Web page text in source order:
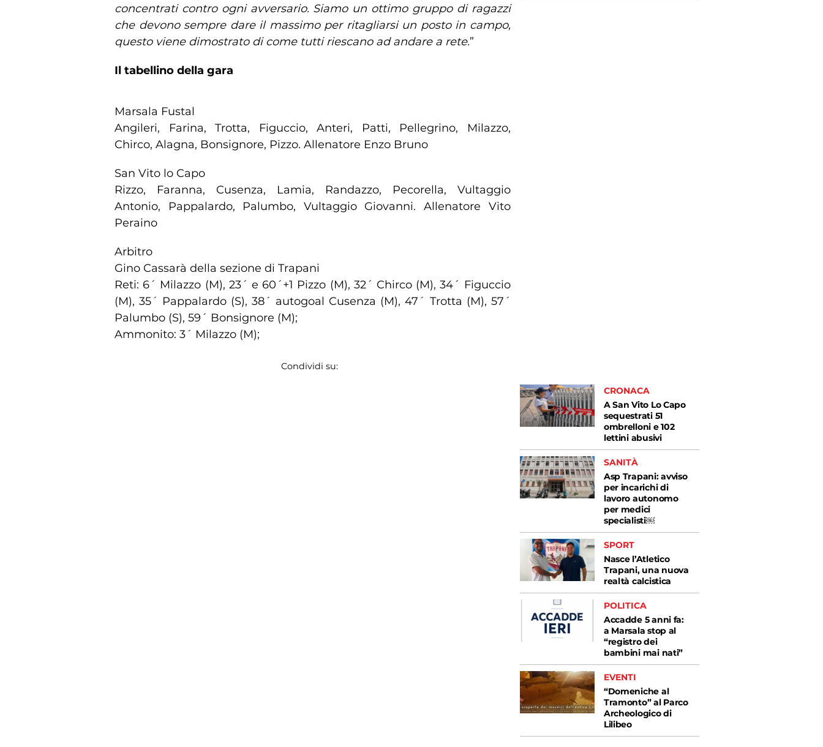
concentrati contro ogni avversario. Siamo un ottimo gruppo di ragazzi
che devono sempre dare il massimo per ritagliarsi un posto in campo,
questo viene dimostrato di come tutti riescano ad andare a rete.”
Il tabellino della gara
Marsala Fustal
Angileri, Farina, Trotta, Figuccio, Anteri, Patti, Pellegrino, Milazzo,
Chirco, Alagna, Bonsignore, Pizzo. Allenatore Enzo Bruno
San Vito lo Capo
Rizzo, Faranna, Cusenza, Lamia, Randazzo, Pecorella, Vultaggio
Antonio, Pappalardo, Palumbo, Vultaggio Giovanni. Allenatore Vito
Peraino
Arbitro
Gino Cassarà della sezione di Trapani
Reti: 6´ Milazzo (M), 23´ e 60´+1 Pizzo (M), 32´ Chirco (M), 34´ Figuccio
(M), 35´ Pappalardo (S), 38´ autogoal Cusenza (M), 47´ Trotta (M), 57´
Palumbo (S), 59´ Bonsignore (M);
Ammonito: 3´ Milazzo (M);
Condividi su:
CRONACA
A San Vito Lo Capo
sequestrati 51
ombrelloni e 102
lettini abusivi
SANITÀ
Asp Trapani: avviso
per incarichi di
lavoro autonomo
per medici
specialisti￼
SPORT
Nasce l’Atletico
Trapani, una nuova
realtà calcistica
POLITICA
Accadde 5 anni fa:
a Marsala stop al
“registro dei
bambini mai nati”
EVENTI
“Domeniche al
Tramonto” al Parco
Archeologico di
Lilibeo